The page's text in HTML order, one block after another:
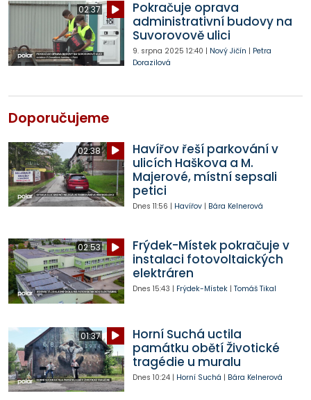
02:37
Pokračuje oprava
administrativní budovy na
Suvorovově ulici
9. srpna 2025 12:40 | Nový Jičín | Petra
Dorazilová
Doporučujeme
02:38
Havířov řeší parkování v
ulicích Haškova a M.
Majerové, místní sepsali
petici
Dnes 11:56 | Havířov| Bára Kelnerová
02:53
Frýdek-Místek pokračuje v
instalaci fotovoltaických
elektráren
Dnes 15:43 | Frýdek-Místek| Tomáš Tikal
01:37
Horní Suchá uctila
památku obětí Životické
tragédie u muralu
Dnes 10:24| Horní Suchá | Bára Kelnerová